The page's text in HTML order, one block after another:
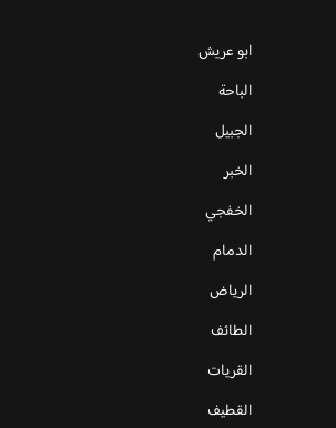
ابو عريش
الباحة
الجبيل
الخبر
الخفجي
الدمام
الرياض
الطائف
القريات
القطيف